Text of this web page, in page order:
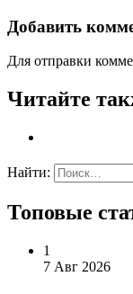
Добавить
Для отправки
Читайте
Найти:
Топовые
1
7 Авг 2026